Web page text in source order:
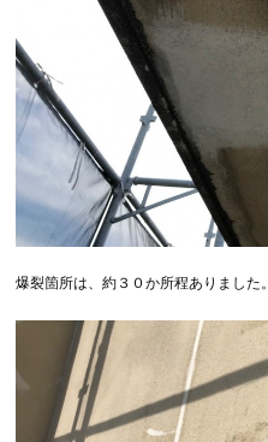
爆裂箇所は、約３０か所程ありました。